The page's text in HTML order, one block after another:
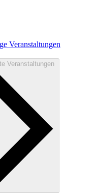
Veranstaltungen
Veranstaltungen